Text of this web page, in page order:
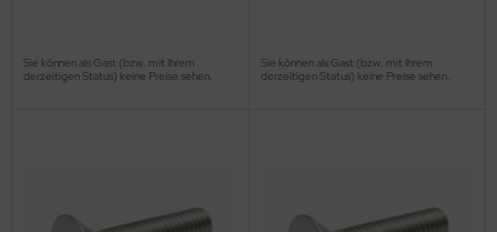
Sie können als Gast (bzw. mit Ihrem
derzeitigen Status) keine Preise sehen.
Sie können als Gast (bzw. mit Ihrem
derzeitigen Status) keine Preise sehen.